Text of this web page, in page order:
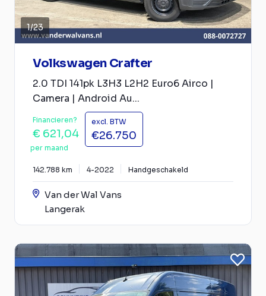
1/23
Volkswagen Crafter
2.0 TDI 141pk L3H3 L2H2 Euro6 Airco |
Camera | Android Au...
Financieren?
€ 621,04
per maand
excl. BTW
€26.750
142.788 km 4-2022 Handgeschakeld
Van der Wal Vans
Langerak